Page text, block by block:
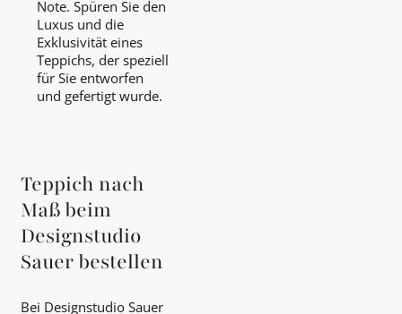
Note. Spüren Sie den
Luxus und die
Exklusivität eines
Teppichs, der speziell
für Sie entworfen
und gefertigt wurde.
Teppich nach
Maß beim
Designstudio
Sauer bestellen
Bei Designstudio Sauer